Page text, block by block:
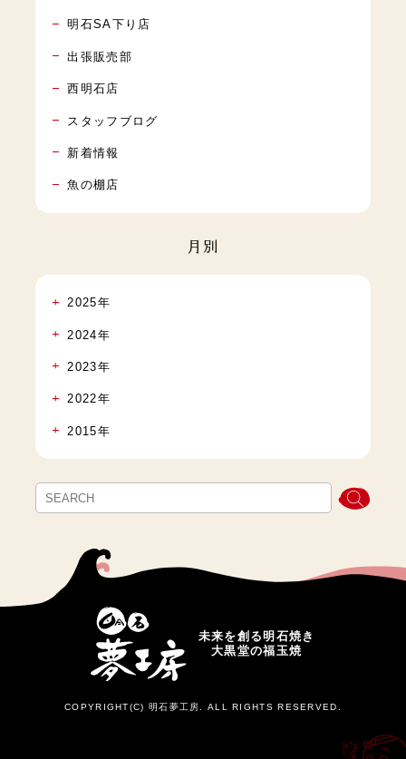
明石SA下り店
出張販売部
西明石店
スタッフブログ
新着情報
魚の棚店
月別
2025年
2024年
2023年
2022年
2015年
未来を創る明石焼き
大黒堂の福玉焼
COPYRIGHT(C) 明石夢工房. ALL RIGHTS RESERVED.